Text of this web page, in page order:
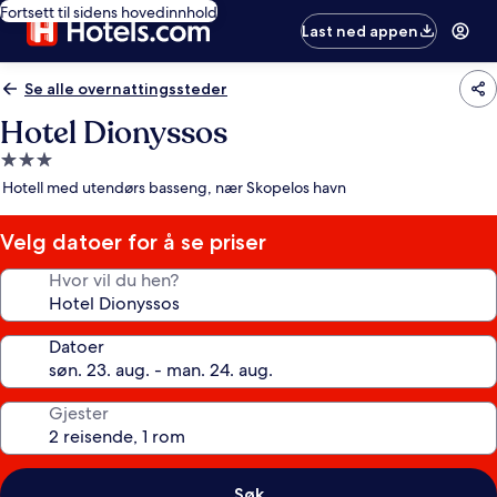
Fortsett til sidens hovedinnhold
Last ned appen
Se alle overnattingssteder
Hotel Dionyssos
Overnattingssted
med
stjerner
Hotell med utendørs basseng, nær Skopelos havn
Velg datoer for å se priser
Hvor vil du hen?
Datoer
Gjester